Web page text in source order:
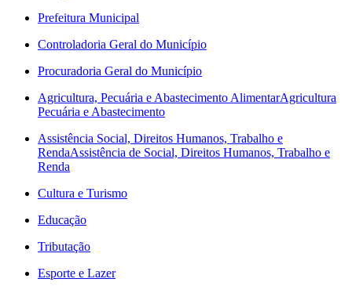
Prefeitura Municipal
Controladoria Geral do Município
Procuradoria Geral do Município
Agricultura, Pecuária e Abastecimento AlimentarAgricultura
Pecuária e Abastecimento
Assistência Social, Direitos Humanos, Trabalho e
RendaAssistência de Social, Direitos Humanos, Trabalho e
Renda
Cultura e Turismo
Educação
Tributação
Esporte e Lazer